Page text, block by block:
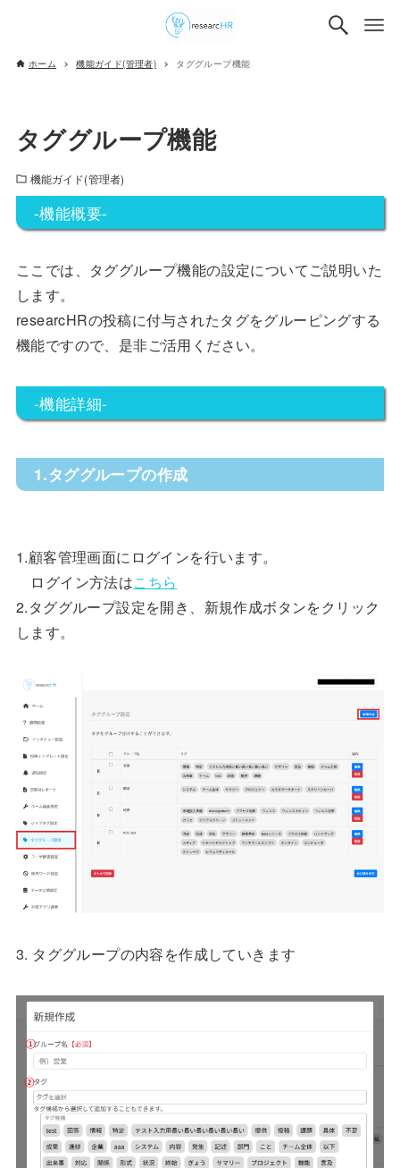
ホーム 機能ガイド(管理者) タググループ機能
タググループ機能
機能ガイド(管理者)
-機能概要-
ここでは、タググループ機能の設定についてご説明いた
します。
researcHRの投稿に付与されたタグをグルーピングする
機能ですので、是非ご活用ください。
-機能詳細-
1.タググループの作成
1.顧客管理画面にログインを行います。
ログイン方法はこちら
2.タググループ設定を開き、新規作成ボタンをクリック
します。
3. タググループの内容を作成していきます